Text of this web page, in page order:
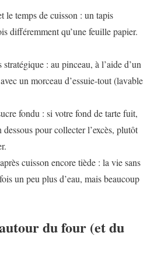
le temps de cuisson : un tapis
différemment qu’une feuille papier.
: au pinceau, à l’aide d’un
un morceau d’essuie-tout (lavable
fondu : si votre fond de tarte fuit,
pour collecter l’excès, plutôt
cuisson encore tiède : la vie sans
un peu plus d’eau, mais beaucoup
du four (et du